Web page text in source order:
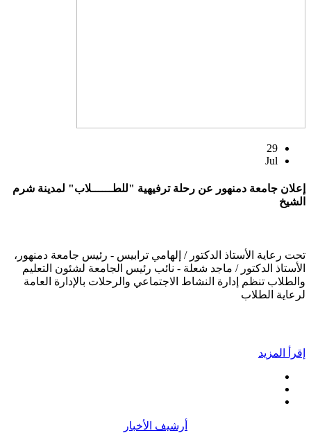
29
Jul
إعلان جامعة دمنهور عن رحلة ترفيهية "للطــــــلاب" لمدينة شرم
الشيخ
تحت رعاية الأستاذ الدكتور / إلهامي ترابيس - رئيس جامعة دمنهور،
الأستاذ الدكتور / ماجد شعلة - نائب رئيس الجامعة لشئون التعليم
والطلاب تنظم إدارة النشاط الاجتماعي والرحلات بالإدارة العامة
لرعاية الطلاب
إقرأ المزيد
أرشيف الأخبار